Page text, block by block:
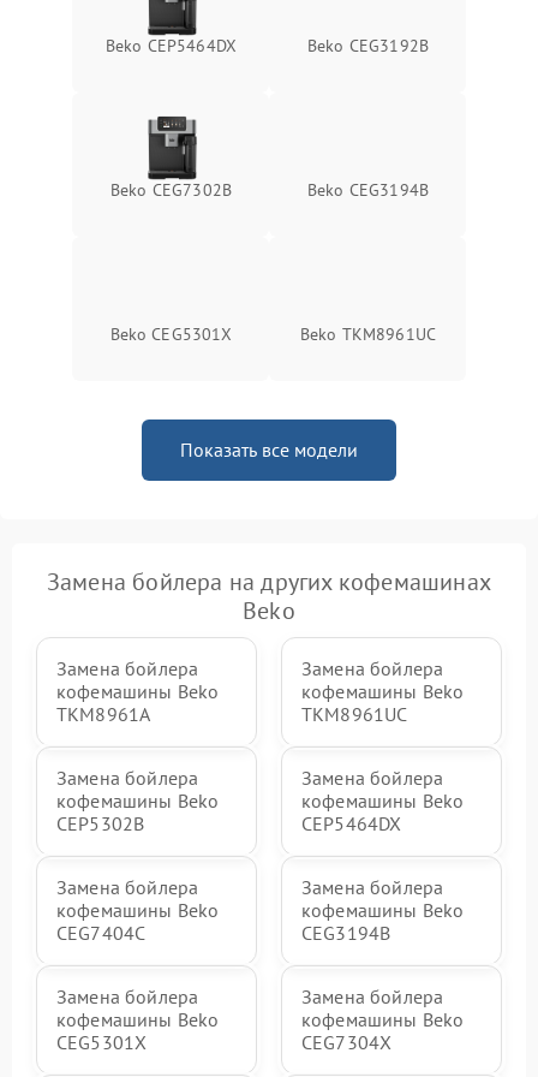
Beko CEP5464DX Beko CEG3192B
Beko CEG7302B Beko CEG3194B
Beko CEG5301X Beko TKM8961UC
Показать все модели
Замена бойлера на других кофемашинах
Beko
Замена бойлера
кофемашины Beko
TKM8961A
Замена бойлера
кофемашины Beko
TKM8961UC
Замена бойлера
кофемашины Beko
CEP5302B
Замена бойлера
кофемашины Beko
CEP5464DX
Замена бойлера
кофемашины Beko
CEG7404C
Замена бойлера
кофемашины Beko
CEG3194B
Замена бойлера
кофемашины Beko
CEG5301X
Замена бойлера
кофемашины Beko
CEG7304X